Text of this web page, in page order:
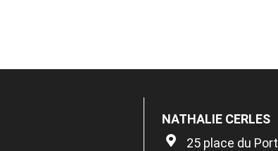
NATHALIE CERLES
25 place du Port